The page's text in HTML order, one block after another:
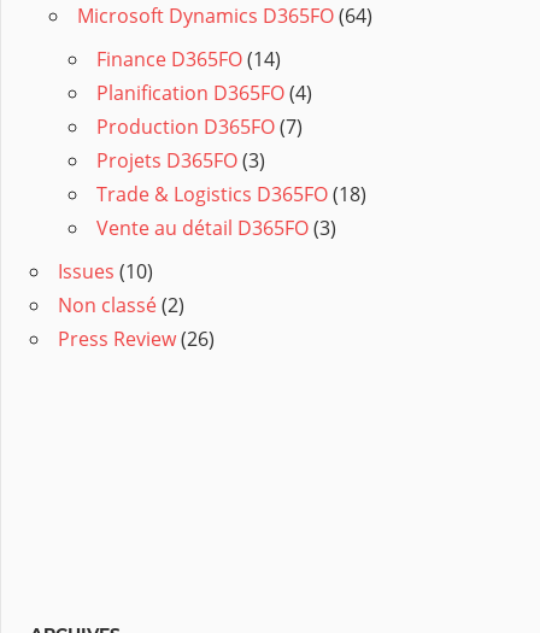
Microsoft Dynamics D365FO(64)
Finance D365FO(14)
Planification D365FO(4)
Production D365FO(7)
Projets D365FO(3)
Trade & Logistics D365FO(18)
Vente au détail D365FO(3)
Issues (10)
Non classé(2)
Press Review(26)